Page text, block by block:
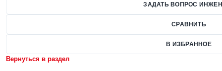
ЗАДАТЬ ВОПРОС
СРАВНИТЬ
В ИЗБРАННОЕ
Вернуться в раздел